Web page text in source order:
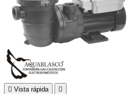
 Vista rápida 